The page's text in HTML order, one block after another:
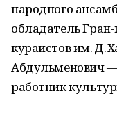
народного
обладатель
кураистов им. Д.
Абдульменович
работник